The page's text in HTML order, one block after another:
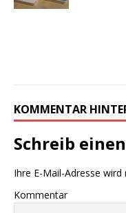
KOMMENTAR
Schreib
Ihre E-Mail-Adresse
Kommentar